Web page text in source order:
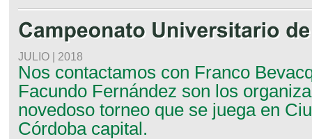
JULIO | 2018
Nos contactamos con Franco
Facundo Fernández son los
novedoso torneo que se juega en
Córdoba capital.